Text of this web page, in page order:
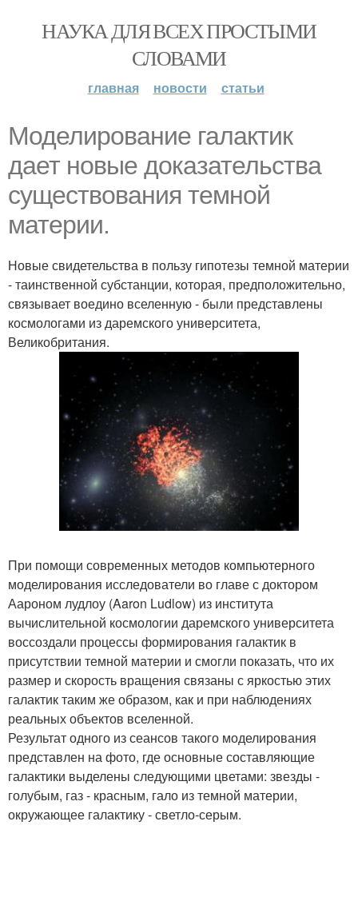
НАУКА ДЛЯ ВСЕХ ПРОСТЫМИ
СЛОВАМИ
главная новости статьи
Моделирование галактик
дает новые доказательства
существования темной
материи.
Новые свидетельства в пользу гипотезы темной материи
- таинственной субстанции, которая, предположительно,
связывает воедино вселенную - были представлены
космологами из даремского университета,
Великобритания.
При помощи современных методов компьютерного
моделирования исследователи во главе с доктором
Аароном лудлоу (Aaron Ludlow) из института
вычислительной космологии даремского университета
воссоздали процессы формирования галактик в
присутствии темной материи и смогли показать, что их
размер и скорость вращения связаны с яркостью этих
галактик таким же образом, как и при наблюдениях
реальных объектов вселенной.
Результат одного из сеансов такого моделирования
представлен на фото, где основные составляющие
галактики выделены следующими цветами: звезды -
голубым, газ - красным, гало из темной материи,
окружающее галактику - светло-серым.